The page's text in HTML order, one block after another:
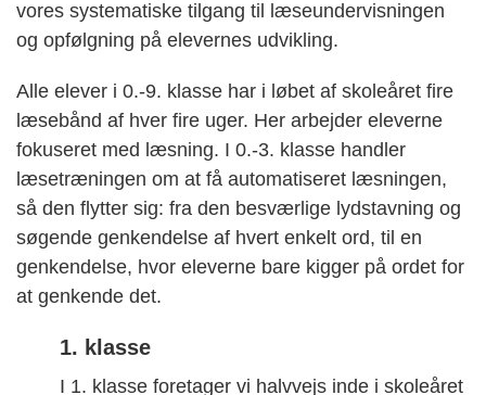
vores systematiske tilgang til læseundervisningen
og opfølgning på elevernes udvikling.
Alle elever i 0.-9. klasse har i løbet af skoleåret fire
læsebånd af hver fire uger. Her arbejder eleverne
fokuseret med læsning. I 0.-3. klasse handler
læsetræningen om at få automatiseret læsningen,
så den flytter sig: fra den besværlige lydstavning og
søgende genkendelse af hvert enkelt ord, til en
genkendelse, hvor eleverne bare kigger på ordet for
at genkende det.
1. klasse
I 1. klasse foretager vi halvvejs inde i skoleåret